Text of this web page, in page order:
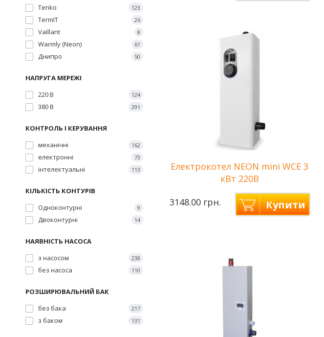
Tenko 123
TermIT 26
Vaillant 8
Warmly (Neon) 61
Днипро 50
НАПРУГА МЕРЕЖІ
220 В
124
380 В 291
КОНТРОЛЬ І КЕРУВАННЯ
механічні
162
електронні 73
інтелектуальні 113
КІЛЬКІСТЬ КОНТУРІВ
Одноконтурні
9
Двоконтурні 14
НАЯВНІСТЬ НАСОСА
з насосом
238
без насоса 110
РОЗШИРЮВАЛЬНИЙ БАК
без бака
217
з баком 131
Напряжение сети
Площа опалення
Електрокотел NEON mini WCE 3
кВт 220В
3148.00 грн.
Купити